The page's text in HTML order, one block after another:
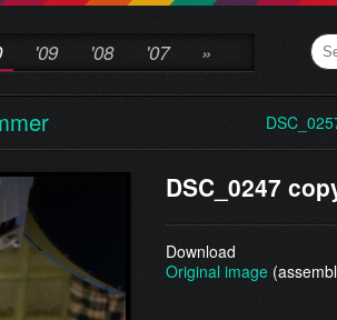
'09 '08 '07 »
DSC_0247
Download
Original image